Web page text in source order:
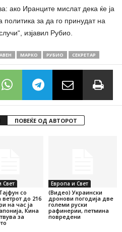
ако Иранците мислат дека ќе ја
за да го принудат на
изјавил Рубио.
МАРКО РУБИО СЕКРЕТАР
ПОВЕЌЕ ОД АВТОРОТ
Свет
со
до 216
на час ја
Кина
за
Европа и Свет
(Видео) Украински
дронови погодија две
големи руски
рафинерии, петмина
повредени